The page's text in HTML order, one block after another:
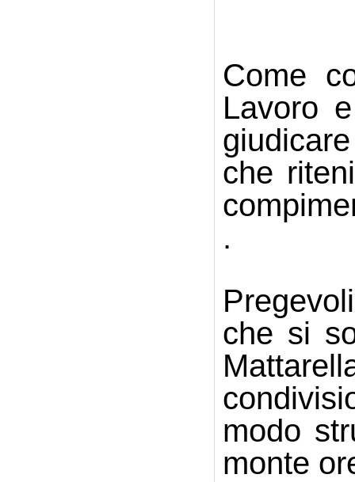
Come
Lavoro
che
.
che si
modo
monte